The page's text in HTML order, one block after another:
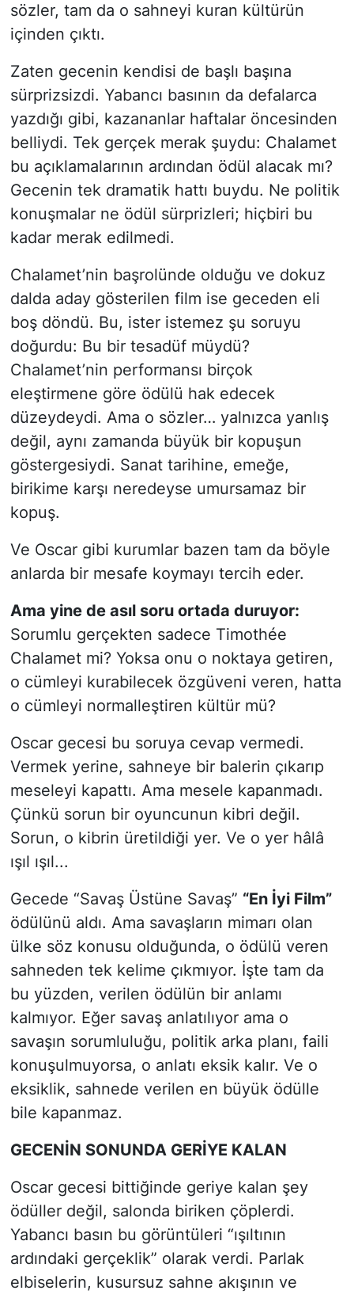
sözler, tam da o sahneyi kuran kültürün
içinden çıktı.
Zaten gecenin kendisi de başlı başına
sürprizsizdi. Yabancı basının da defalarca
yazdığı gibi, kazananlar haftalar öncesinden
belliydi. Tek gerçek merak şuydu: Chalamet
bu açıklamalarının ardından ödül alacak mı?
Gecenin tek dramatik hattı buydu. Ne politik
konuşmalar ne ödül sürprizleri; hiçbiri bu
kadar merak edilmedi.
Chalamet’nin başrolünde olduğu ve dokuz
dalda aday gösterilen film ise geceden eli
boş döndü. Bu, ister istemez şu soruyu
doğurdu: Bu bir tesadüf müydü?
Chalamet’nin performansı birçok
eleştirmene göre ödülü hak edecek
düzeydeydi. Ama o sözler… yalnızca yanlış
değil, aynı zamanda büyük bir kopuşun
göstergesiydi. Sanat tarihine, emeğe,
birikime karşı neredeyse umursamaz bir
kopuş.
Ve Oscar gibi kurumlar bazen tam da böyle
anlarda bir mesafe koymayı tercih eder.
Ama yine de asıl soru ortada duruyor:
Sorumlu gerçekten sadece Timothée
Chalamet mi? Yoksa onu o noktaya getiren,
o cümleyi kurabilecek özgüveni veren, hatta
o cümleyi normalleştiren kültür mü?
Oscar gecesi bu soruya cevap vermedi.
Vermek yerine, sahneye bir balerin çıkarıp
meseleyi kapattı. Ama mesele kapanmadı.
Çünkü sorun bir oyuncunun kibri değil.
Sorun, o kibrin üretildiği yer. Ve o yer hâlâ
ışıl ışıl...
Gecede “Savaş Üstüne Savaş” “En İyi Film”
ödülünü aldı. Ama savaşların mimarı olan
ülke söz konusu olduğunda, o ödülü veren
sahneden tek kelime çıkmıyor. İşte tam da
bu yüzden, verilen ödülün bir anlamı
kalmıyor. Eğer savaş anlatılıyor ama o
savaşın sorumluluğu, politik arka planı, faili
konuşulmuyorsa, o anlatı eksik kalır. Ve o
eksiklik, sahnede verilen en büyük ödülle
bile kapanmaz.
GECENİN SONUNDA GERİYE KALAN
Oscar gecesi bittiğinde geriye kalan şey
ödüller değil, salonda biriken çöplerdi.
Yabancı basın bu görüntüleri “ışıltının
ardındaki gerçeklik” olarak verdi. Parlak
elbiselerin, kusursuz sahne akışının ve